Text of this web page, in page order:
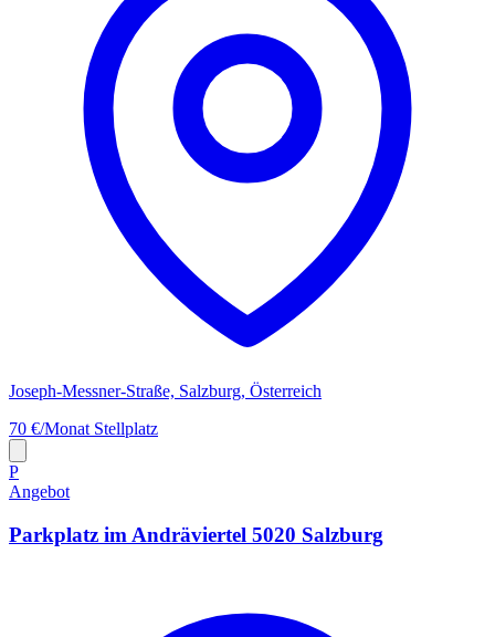
Joseph-Messner-Straße, Salzburg, Österreich
70 €/Monat Stellplatz
P
Angebot
Parkplatz im Andräviertel 5020 Salzburg